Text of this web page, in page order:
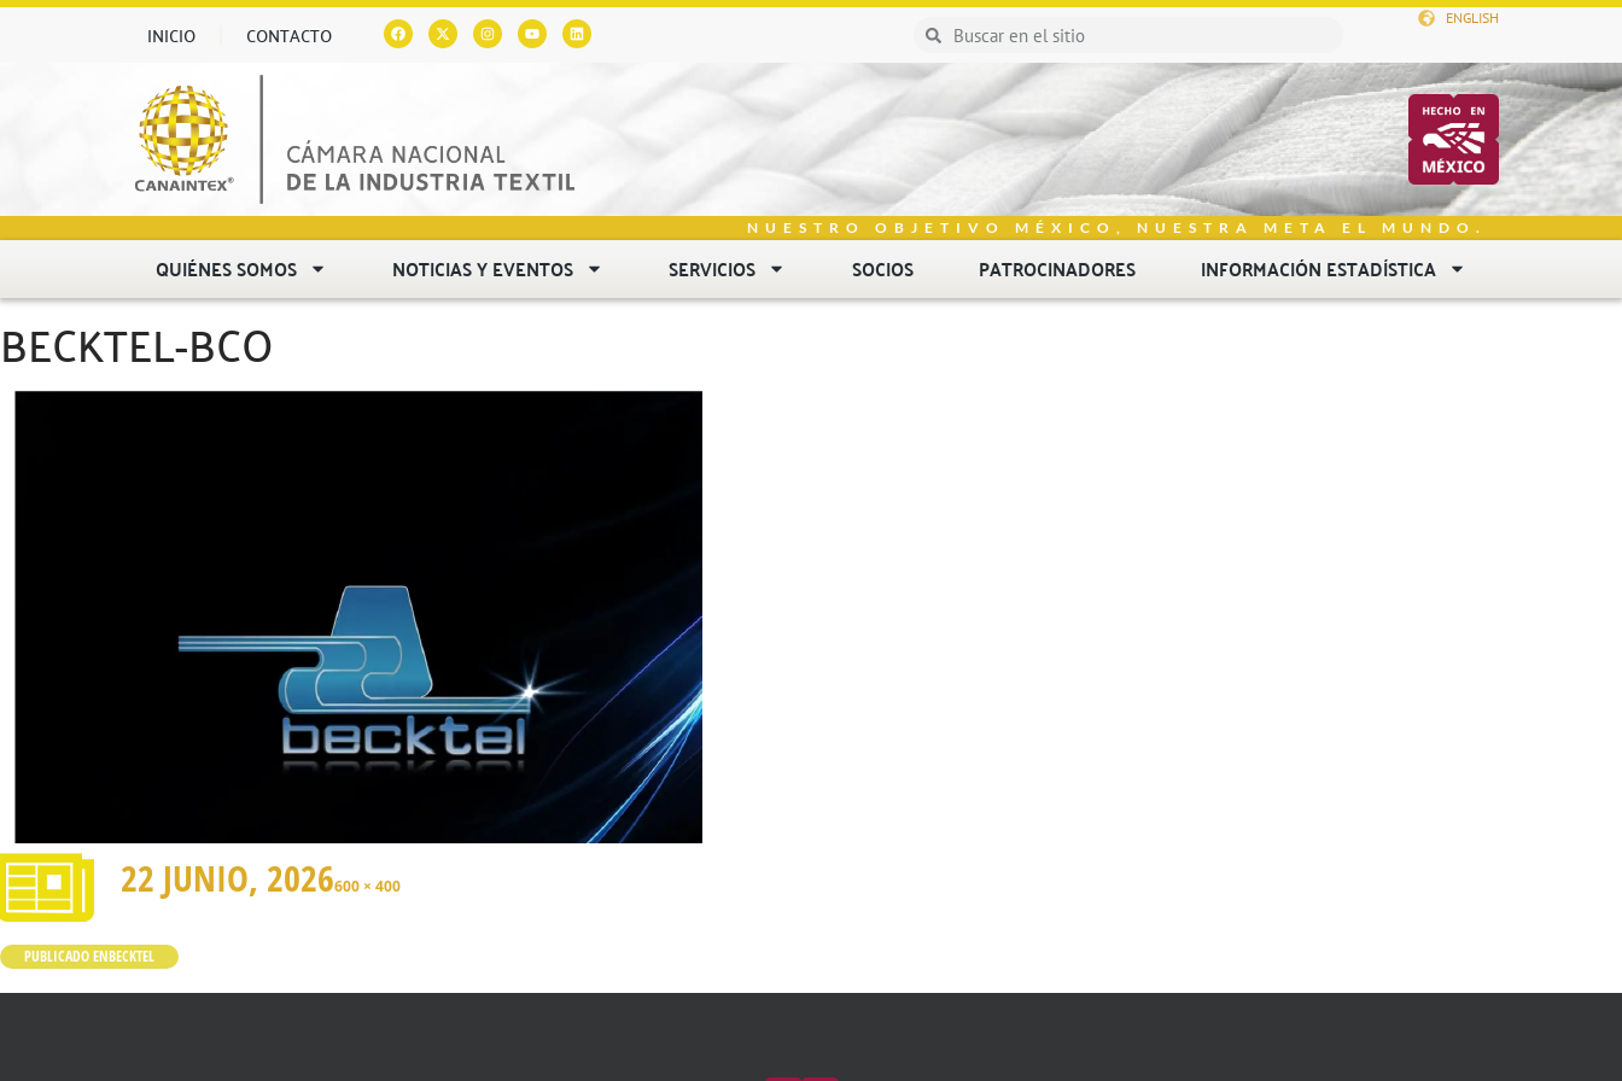
INICIO CONTACTO
ENGLISH
NUESTRO OBJETIVO MÉXICO, NUESTRA META EL MUNDO.
QUIÉNES SOMOS NOTICIAS Y EVENTOS SERVICIOS SOCIOS PATROCINADORES INFORMACIÓN ESTADÍSTICA
BECKTEL-BCO
22 JUNIO, 2026600 × 400
PUBLICADO ENBECKTEL